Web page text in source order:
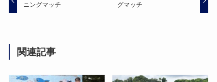
ニングマッチ
グマッチ
関連記事